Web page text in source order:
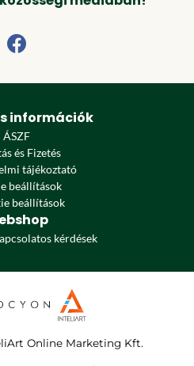
információk
ÁSZF
és Fizetés
tájékoztató
beállítások
beállítások
kérdések
Online Marketing Kft.